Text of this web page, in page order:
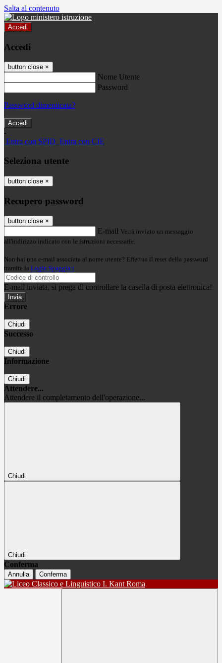
Salta al contenuto
Accedi
Accedi
button close ×
Nome Utente
Password
Password dimenticata?
-
Entra con SPID Entra con CIE
Seleziona utente
button close ×
Recupero password
button close ×
E-mail Verrà inviato un messaggio
all'indirizzo indicato con le istruzioni necessarie.
Non hai una e-mail associata al nome utente? Effettua il reset della password
tramite la Login Spaggiari
E-mail inviata, si prega di controllare la casella di posta elettronica!
Errore
Chiudi
Successo
Chiudi
Informazione
Chiudi
Attendere...
Attendere il completamento dell'operazione...
Chiudi
Chiudi
Conferma
Annulla Conferma